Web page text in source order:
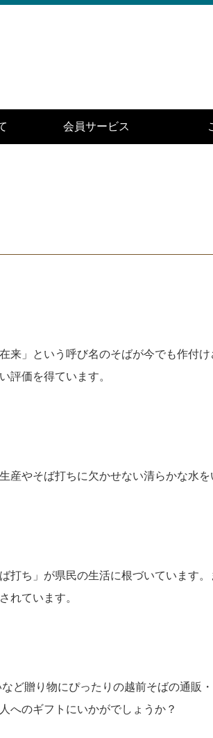
会員サービス
」という呼び名のそばが今でも作付
評価を得ています。
やそば打ちに欠かせない清らかな水を
ち」が県民の生活に根づいています
れています。
ど贈り物にぴったりの越前そばの通販
へのギフトにいかがでしょうか？